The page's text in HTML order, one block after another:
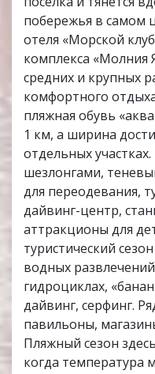
побережья в самом
отеля «Морской
комплекса «Молния
средних и крупных
комфортного
пляжная обувь
1 км, а ширина
отдельных
шезлонгами,
для переодевания,
дайвинг-центр,
аттракционы для
туристический
водных
гидроциклах,
дайвинг, серфинг.
павильоны,
Пляжный сезон
когда температура